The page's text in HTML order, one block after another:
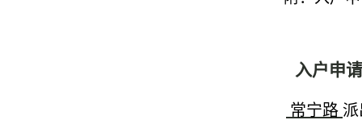
入户申
常宁路